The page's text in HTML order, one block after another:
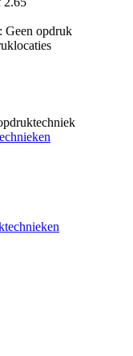
Geen opdruk